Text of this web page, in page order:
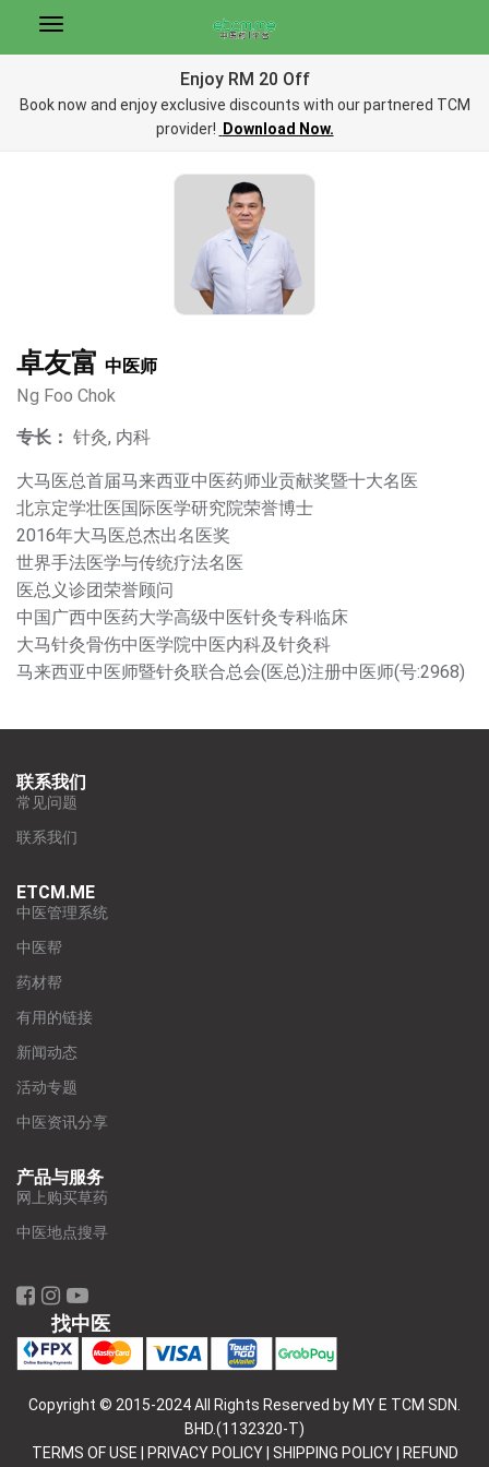
Enjoy RM 20 Off
Book now and enjoy exclusive discounts with our partnered TCM
provider!
Download Now.
卓友富 中医师
Ng Foo Chok
专长： 针灸, 内科
大马医总首届马来西亚中医药师业贡献奖暨十大名医
北京定学壮医国际医学研究院荣誉博士
2016年大马医总杰出名医奖
世界手法医学与传统疗法名医
医总义诊团荣誉顾问
中国广西中医药大学高级中医针灸专科临床
大马针灸骨伤中医学院中医内科及针灸科
马来西亚中医师暨针灸联合总会(医总)注册中医师(号:2968)
联系我们
常见问题
联系我们
ETCM.ME
中医管理系统
中医帮
药材帮
有用的链接
新闻动态
活动专题
中医资讯分享
产品与服务
网上购买草药
中医地点搜寻
找中医
Copyright © 2015-2024 All Rights Reserved by MY E TCM SDN.
BHD.(1132320-T)
TERMS OF USE
PRIVACY POLICY| SHIPPING POLICY| REFUND